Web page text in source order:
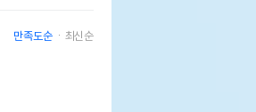
만족도순 최신순